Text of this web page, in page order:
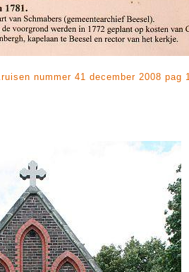
nummer 41 december 2008 pag